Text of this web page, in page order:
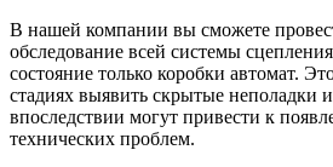
В нашей компании вы сможете
обследование всей системы
состояние только коробки автомат.
стадиях выявить скрытые неполадки
впоследствии могут привести к
технических проблем.